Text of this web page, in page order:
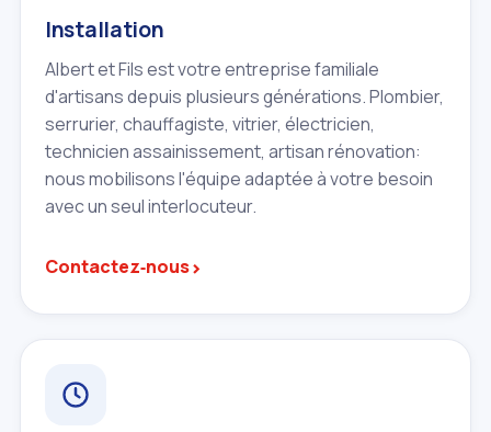
Installation
Albert et Fils est votre entreprise familiale
d'artisans depuis plusieurs générations. Plombier,
serrurier, chauffagiste, vitrier, électricien,
technicien assainissement, artisan rénovation:
nous mobilisons l'équipe adaptée à votre besoin
avec un seul interlocuteur.
Contactez‑nous›